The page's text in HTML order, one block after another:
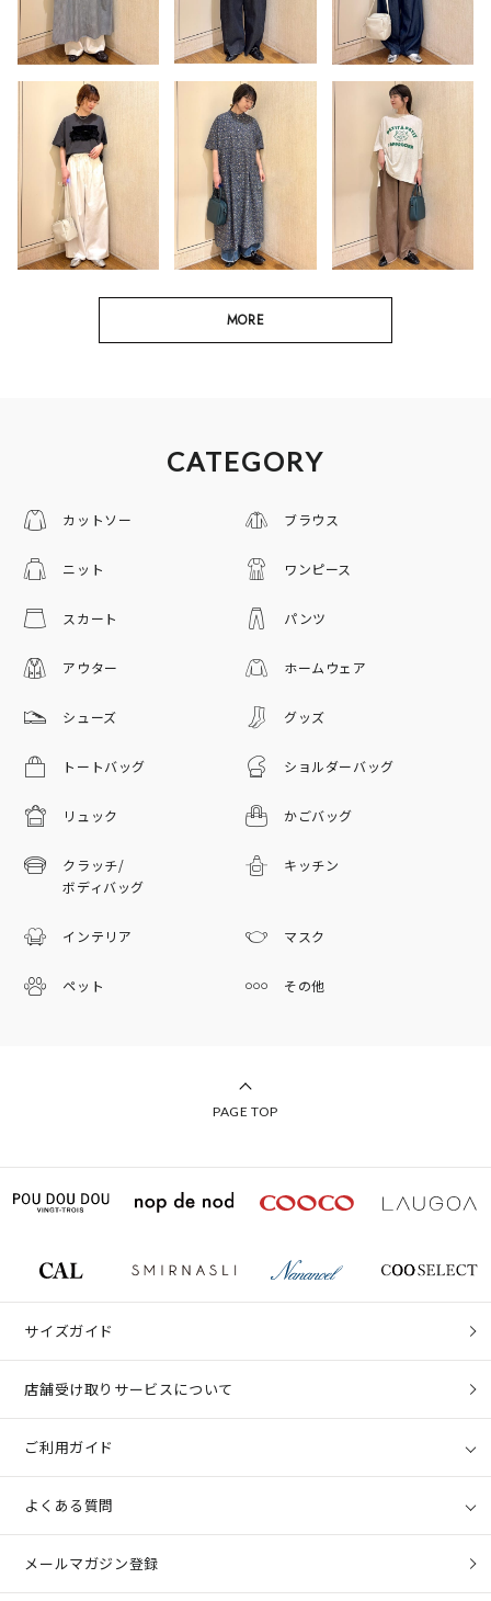
MORE
CATEGORY
カットソー ブラウス
ニット ワンピース
スカート パンツ
アウター ホームウェア
シューズ グッズ
トートバッグ ショルダーバッグ
リュック かごバッグ
クラッチ/
ボディバッグ
キッチン
インテリア マスク
ペット その他
PAGE TOP
サイズガイド
店舗受け取りサービスについて
ご利用ガイド
よくある質問
メールマガジン登録